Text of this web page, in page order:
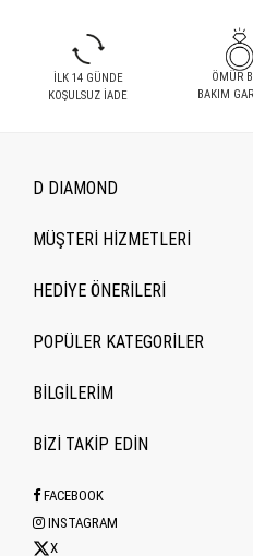
İLK 14 GÜNDE
KOŞULSUZ İADE
ÖMÜR
BAKIM
D DIAMOND
MÜŞTERİ HİZMETLERİ
HEDİYE ÖNERİLERİ
POPÜLER KATEGORILER
BİLGİLERİM
BİZİ TAKİP EDİN
FACEBOOK
INSTAGRAM
X